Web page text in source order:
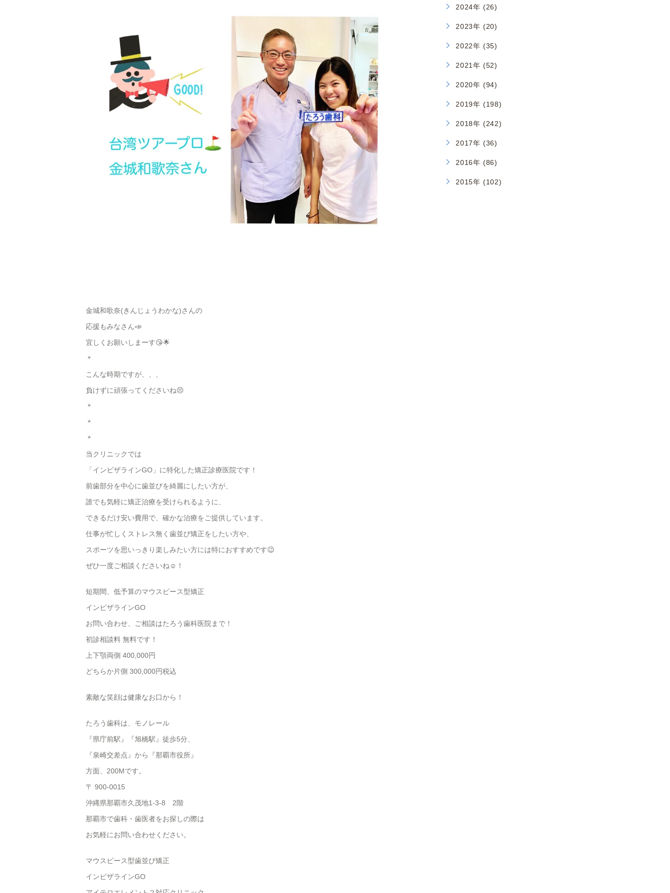
金城和歌奈(きんじょうわかな)さんの
応援もみなさん📣
宜しくお願いしまーす😘🌟
＊
こんな時期ですが、、、
負けずに頑張ってくださいね😣
＊
＊
＊
当クリニックでは
「インビザラインGO」に特化した矯正診療医院です！
前歯部分を中心に歯並びを綺麗にしたい方が、
誰でも気軽に矯正治療を受けられるように、
できるだけ安い費用で、確かな治療をご提供しています。
仕事が忙しくストレス無く歯並び矯正をしたい方や、
スポーツを思いっきり楽しみたい方には特におすすめです😉
ぜひ一度ご相談くださいね☺️！
短期間、低予算のマウスピース型矯正
インビザラインGO
お問い合わせ、ご相談はたろう歯科医院まで！
初診相談料 無料です！
上下顎両側 400,000円
どちらか片側 300,000円税込
素敵な笑顔は健康なお口から！
たろう歯科は、モノレール
『県庁前駅』『旭橋駅』徒歩5分、
『泉崎交差点』から『那覇市役所』
方面、200Mです。
〒 900-0015
沖縄県那覇市久茂地1-3-8 2階
那覇市で歯科・歯医者をお探しの際は
お気軽にお問い合わせください。
マウスピース型歯並び矯正
インビザラインGO
2024年 (26)
2023年 (20)
2022年 (35)
2021年 (52)
2020年 (94)
2019年 (198)
2018年 (242)
2017年 (36)
2016年 (86)
2015年 (102)